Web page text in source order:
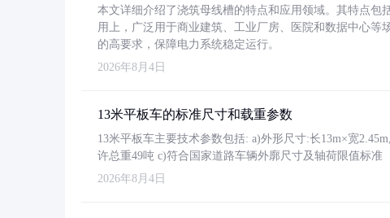
本文详细介绍了浇筑母线槽的特点和应用领域。其特点包
用上，广泛用于商业建筑、工业厂房、医院和数据中心等
的高要求，保障电力系统稳定运行。
2026年8月4日
13米平板车的标准尺寸和载重参数
13米平板车主要技术参数包括: a)外形尺寸:长13m×宽
许总重49吨 c)符合国家道路车辆外廓尺寸及轴荷限值标准
2026年8月4日